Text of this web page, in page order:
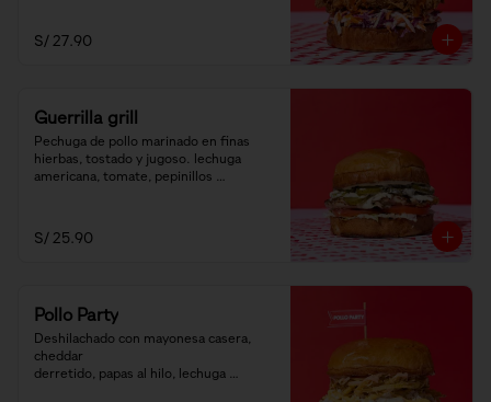
S/ 27.90
Guerrilla grill
Pechuga de pollo marinado en finas
hierbas, tostado y jugoso. lechuga
americana, tomate, pepinillos
S/ 25.90
Pollo Party
Deshilachado con mayonesa casera,
cheddar
derretido, papas al hilo, lechuga